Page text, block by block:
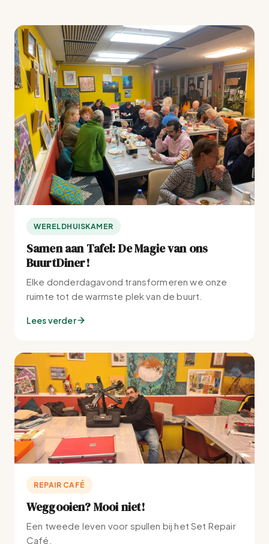
WERELDHUISKAMER
Samen aan Tafel: De Magie van ons
BuurtDiner!
Elke donderdagavond transformeren we onze
ruimte tot de warmste plek van de buurt.
Lees verder
REPAIR CAFÉ
Weggooien? Mooi niet!
Een tweede leven voor spullen bij het Set Repair
Café.